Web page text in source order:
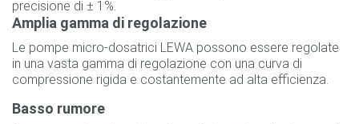
precisione di ± 1%.
Amplia gamma di regolazione
Le pompe micro-dosatrici LEWA possono essere regolate
in una vasta gamma di regolazione con una curva di
compressione rigida e costantemente ad alta efficienza.
Basso rumore